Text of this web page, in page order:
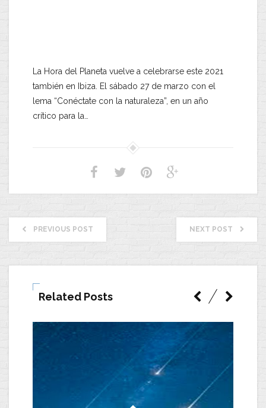
La Hora del Planeta vuelve a celebrarse este 2021
también en Ibiza. El sábado 27 de marzo con el
lema “Conéctate con la naturaleza”, en un año
crítico para la…
PREVIOUS POST NEXT POST
Related Posts